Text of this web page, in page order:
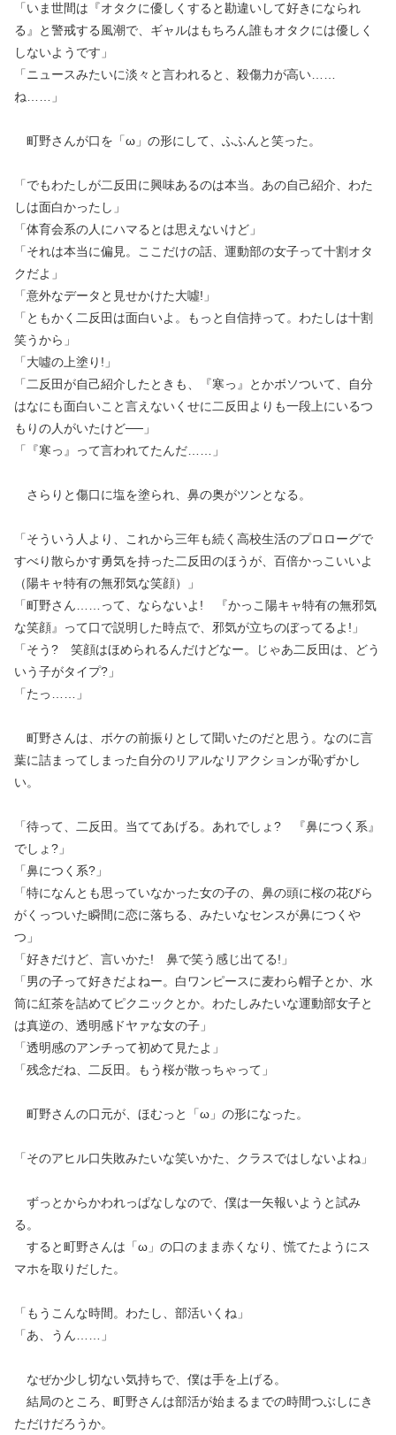
「いま世間は『オタクに優しくすると勘違いして好きになられ
る』と警戒する風潮で、ギャルはもちろん誰もオタクには優しく
しないようです」
「ニュースみたいに淡々と言われると、殺傷力が高い……
ね……」
町野さんが口を「ω」の形にして、ふふんと笑った。
「でもわたしが二反田に興味あるのは本当。あの自己紹介、わた
しは面白かったし」
「体育会系の人にハマるとは思えないけど」
「それは本当に偏見。ここだけの話、運動部の女子って十割オタ
クだよ」
「意外なデータと見せかけた大噓!」
「ともかく二反田は面白いよ。もっと自信持って。わたしは十割
笑うから」
「大噓の上塗り!」
「二反田が自己紹介したときも、『寒っ』とかボソついて、自分
はなにも面白いこと言えないくせに二反田よりも一段上にいるつ
もりの人がいたけど──」
「『寒っ』って言われてたんだ……」
さらりと傷口に塩を塗られ、鼻の奥がツンとなる。
「そういう人より、これから三年も続く高校生活のプロローグで
すべり散らかす勇気を持った二反田のほうが、百倍かっこいいよ
（陽キャ特有の無邪気な笑顔）」
「町野さん……って、ならないよ! 『かっこ陽キャ特有の無邪気
な笑顔』って口で説明した時点で、邪気が立ちのぼってるよ!」
「そう? 笑顔はほめられるんだけどなー。じゃあ二反田は、どう
いう子がタイプ?」
「たっ……」
町野さんは、ボケの前振りとして聞いたのだと思う。なのに言
葉に詰まってしまった自分のリアルなリアクションが恥ずかし
い。
「待って、二反田。当ててあげる。あれでしょ? 『鼻につく系』
でしょ?」
「鼻につく系?」
「特になんとも思っていなかった女の子の、鼻の頭に桜の花びら
がくっついた瞬間に恋に落ちる、みたいなセンスが鼻につくや
つ」
「好きだけど、言いかた! 鼻で笑う感じ出てる!」
「男の子って好きだよねー。白ワンピースに麦わら帽子とか、水
筒に紅茶を詰めてピクニックとか。わたしみたいな運動部女子と
は真逆の、透明感ドヤァな女の子」
「透明感のアンチって初めて見たよ」
「残念だね、二反田。もう桜が散っちゃって」
町野さんの口元が、ほむっと「ω」の形になった。
「そのアヒル口失敗みたいな笑いかた、クラスではしないよね」
ずっとからかわれっぱなしなので、僕は一矢報いようと試み
る。
すると町野さんは「ω」の口のまま赤くなり、慌てたようにス
マホを取りだした。
「もうこんな時間。わたし、部活いくね」
「あ、うん……」
なぜか少し切ない気持ちで、僕は手を上げる。
結局のところ、町野さんは部活が始まるまでの時間つぶしにき
ただけだろうか。